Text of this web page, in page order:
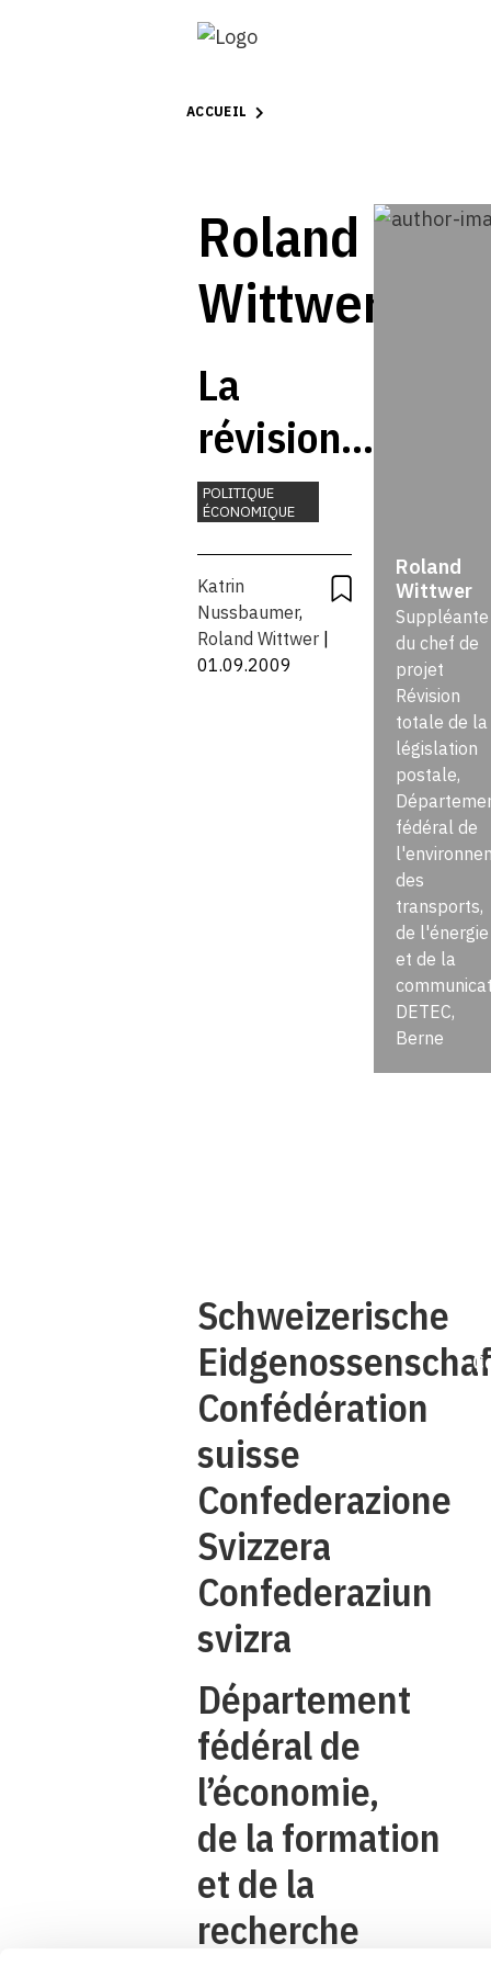
ACCUEIL
Roland
Wittwer
La
révision
totale de
la
législation
postale
POLITIQUE
ÉCONOMIQUE
Katrin
Nussbaumer,
Roland Wittwer |
01.09.2009
Roland
Wittwer
Suppléante
du chef de
projet
Révision
totale de la
législation
postale,
fédéral de
des
transports,
de l'énergie
et de la
DETEC,
Berne
Schweizerische
Confédération
suisse
Confederazione
Svizzera
Confederaziun
svizra
Département
fédéral de
l’économie,
de la formation
et de la
recherche